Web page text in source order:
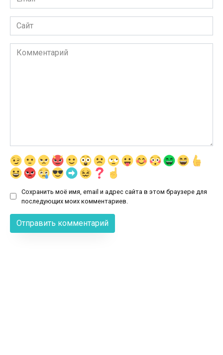
*
Сайт
Комментарий
Сохранить моё имя, email и адрес сайта в этом браузере для
последующих моих комментариев.